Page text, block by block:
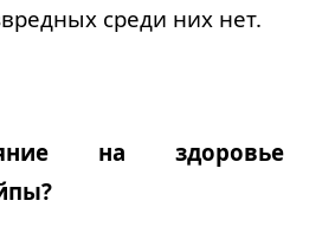
среди них нет.
на здоровье